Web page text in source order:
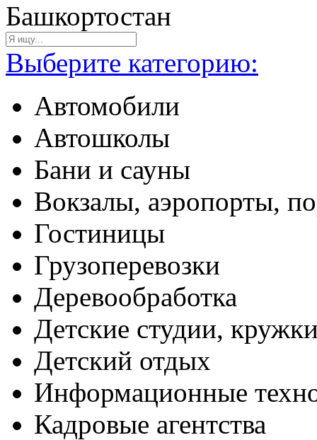
Башкортостан
Выберите категорию:
Автомобили
Автошколы
Бани и сауны
Вокзалы, аэропорты,
Гостиницы
Грузоперевозки
Деревообработка
Детские студии,
Детский отдых
Информационные
Кадровые агентства